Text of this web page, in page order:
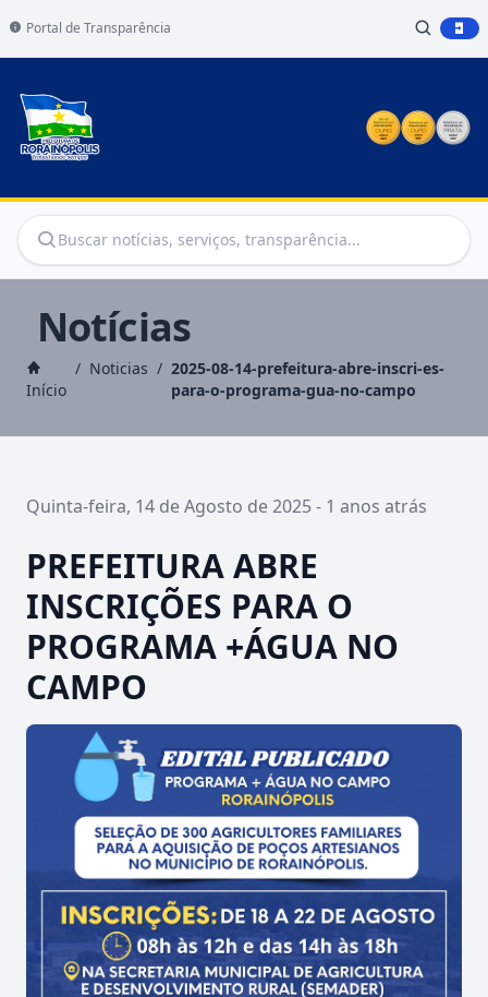
Portal de Transparência
Notícias
Início
/ Noticias / 2025-08-14-prefeitura-abre-inscri-es-
para-o-programa-gua-no-campo
Quinta-feira, 14 de Agosto de 2025 - 1 anos atrás
PREFEITURA ABRE
INSCRIÇÕES PARA O
PROGRAMA +ÁGUA NO
CAMPO